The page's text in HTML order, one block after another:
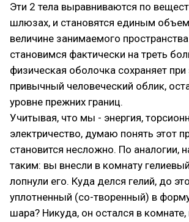
Эти 2 тела выравниваются по
шлюзах, и становятся единым
величине занимаемого
становимся фактически на треть
физическая оболочка сохраняет
привычный человеческий облик,
уровне прежних границ.
Учитывая, что мы - энергия,
электричество, думаю понять этот
становится несложно. По аналогии,
таким: вы внесли в комнату
лопнули его. Куда делся гелий, до
уплотненный (со-творенный) в
шара? Никуда, он остался в комнате,